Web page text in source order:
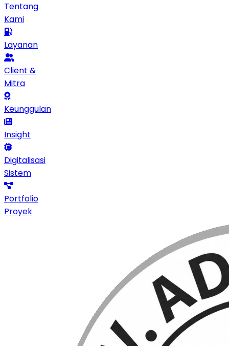
Tentang
Kami
Layanan
Client &
Mitra
Keunggulan
Insight
Digitalisasi
Sistem
Portfolio
Proyek